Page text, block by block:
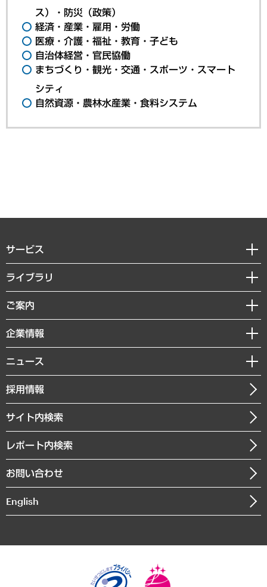
ス）・防災（政策）
経済・産業・雇用・労働
医療・介護・福祉・教育・子ども
自治体経営・官民協働
まちづくり・観光・交通・スポーツ・スマート
シティ
自然資源・農林水産業・食料システム
サービス
経営戦略
組織・人事戦略
デジタルイノベーション
共生・ダイバーシティ
GRC（ガバナンス・リスク・コンプライアンス）・防災（政策）
経済・産業・雇用・労働
まちづくり・観光・交通・スポーツ・スマートシティ
自然資源・農林水産業・食料システム
ライブラリ
経済調査
レポート
コラム
経営用語集
受託・受注実績（官公庁関連）
メディア掲載・出演
ご案内
セミナー・イベント情報
MUFGビジネスセミナー
受託案件情報
企業情報
私たちの想い
社長メッセージ
会社概要
沿革
組織図・本部部室紹介
インドネシア現地法人
個人情報保護方針
ニュース
ニュースリリース
お知らせ
採用情報
サイト内検索
レポート内検索
お問い合わせ
English